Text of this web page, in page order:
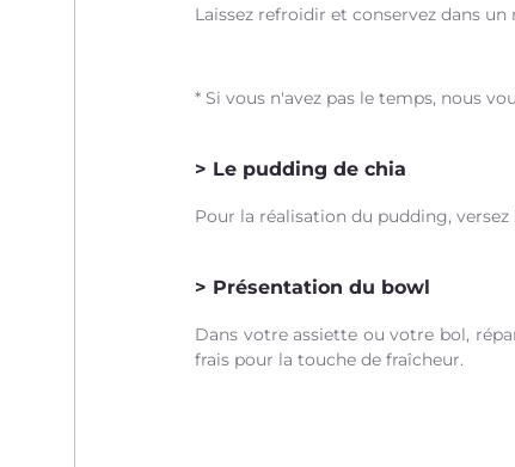
Laissez refroidir et conservez dans
* Si vous n'avez pas le temps, nous
Le pudding de chia
Pour la réalisation du pudding,
Présentation du bowl
Dans votre assiette ou votre bol,
frais pour la touche de fraîcheur.